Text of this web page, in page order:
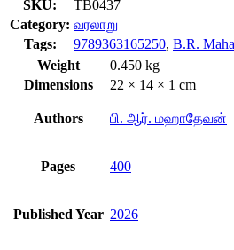
SKU:
TB0437
Category: வரலாறு
Tags:
9789363165250, B.R.
Weight
0.450 kg
Dimensions
22 × 14 × 1 cm
Authors பி. ஆர். மஹாதேவன்
Pages 400
Published Year 2026